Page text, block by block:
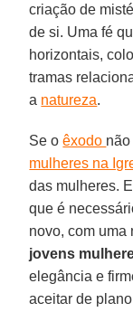
criação de
de si. Uma fé
horizontais,
tramas
a natureza.
Se oêxodo
mulheres na
das mulheres.
que é
novo, com uma
jovens
elegância e
aceitar de